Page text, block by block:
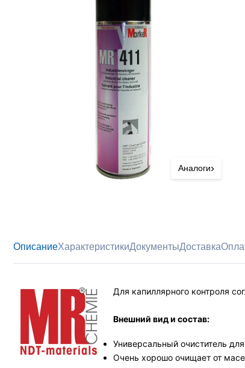
Аналоги›
ОписаниеХарактеристикиДокументыДоставка
Для капиллярного контроля
Внешний вид и состав:
Универсальный очиститель
Очень хорошо очищает от